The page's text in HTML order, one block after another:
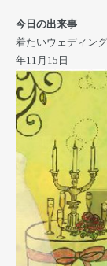
今日の出来事
着たいウェディン
年11月15日